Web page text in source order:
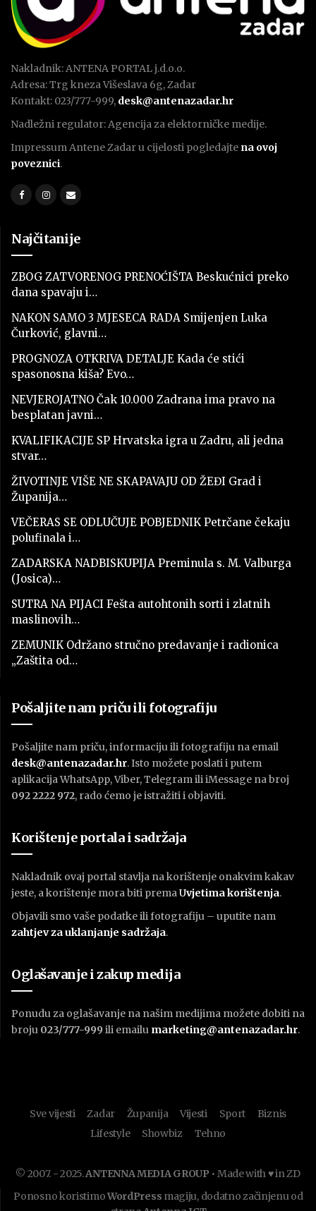
Nakladnik: ANTENA PORTAL j.d.o.o.
Adresa: Trg kneza Višeslava 6g, Zadar
Kontakt: 023/777-999, desk@antenazadar.hr
Nadležni regulator: Agencija za elektorničke medije.
Impressum Antene Zadar u cijelosti pogledajte na ovoj
poveznici.
Najčitanije
ZBOG ZATVORENOG PRENOĆIŠTA Beskućnici preko
dana spavaju i…
NAKON SAMO 3 MJESECA RADA Smijenjen Luka
Čurković, glavni…
PROGNOZA OTKRIVA DETALJE Kada će stići
spasonosna kiša? Evo…
NEVJEROJATNO Čak 10.000 Zadrana ima pravo na
besplatan javni…
KVALIFIKACIJE SP Hrvatska igra u Zadru, ali jedna
stvar…
ŽIVOTINJE VIŠE NE SKAPAVAJU OD ŽEĐI Grad i
Županija…
VEČERAS SE ODLUČUJE POBJEDNIK Petrčane čekaju
polufinala i…
ZADARSKA NADBISKUPIJA Preminula s. M. Valburga
(Josica)…
SUTRA NA PIJACI Fešta autohtonih sorti i zlatnih
maslinovih…
ZEMUNIK Održano stručno predavanje i radionica
„Zaštita od…
Pošaljite nam priču ili fotografiju
Pošaljite nam priču, informaciju ili fotografiju na email
desk@antenazadar.hr. Isto možete poslati i putem
aplikacija WhatsApp, Viber, Telegram ili iMessage na broj
092 2222 972, rado ćemo je istražiti i objaviti.
Korištenje portala i sadržaja
Nakladnik ovaj portal stavlja na korištenje onakvim kakav
jeste, a korištenje mora biti premaUvjetima korištenja.
Objavili smo vaše podatke ili fotografiju – uputite nam
zahtjev za uklanjanje sadržaja.
Oglašavanje i zakup medija
Ponudu za oglašavanje na našim medijima možete dobiti na
broju 023/777-999 ili emailu marketing@antenazadar.hr.
Sve vijesti Zadar Županija Vijesti Sport
Biznis
Lifestyle
Showbiz Tehno
© 2007. - 2025.ANTENNA MEDIA GROUP • Made with ♥ in ZD
Ponosno koristimoWordPress magiju, dodatno začinjenu od